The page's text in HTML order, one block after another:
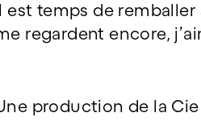
est temps de remballer
regardent encore,
production de la